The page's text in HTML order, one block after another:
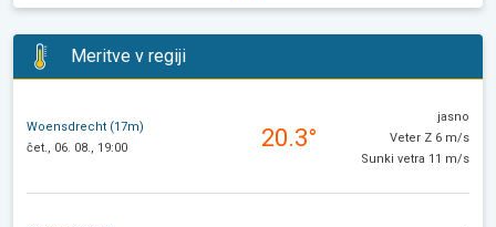
Meritve v regiji
Woensdrecht (17m)
čet., 06. 08., 19:00
20.3°
jasno
Veter Z 6 m/s
Sunki vetra 11 m/s